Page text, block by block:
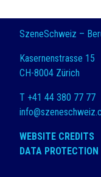
SzeneSchweiz –
Kasernenstrasse 15
CH-8004 Zürich
T +41 44 380 77 77
WEBSITE CREDITS
DATA PROTECTION